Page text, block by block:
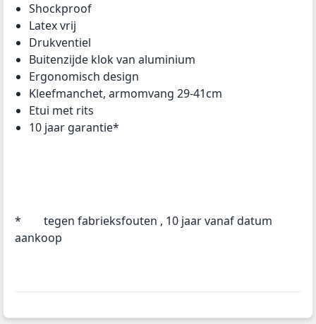
Shockproof
Latex vrij
Drukventiel
Buitenzijde klok van aluminium
Ergonomisch design
Kleefmanchet, armomvang 29-41cm
Etui met rits
10 jaar garantie*
* tegen fabrieksfouten , 10 jaar vanaf datum
aankoop